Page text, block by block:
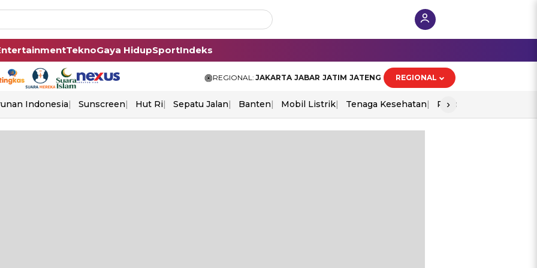
TeknoGaya HidupSportIndeks
REGIONAL: JAKARTA JABAR JATIM JATENG REGIONAL
Indonesia Sunscreen Hut Ri Sepatu Jalan Banten Mobil Listrik Tenaga Kesehatan Piala Aff 2026
›